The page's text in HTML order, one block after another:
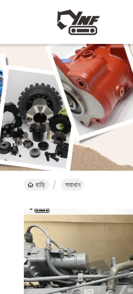
বাড়ি সমাধান